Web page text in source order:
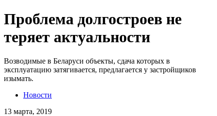
Проблема долгостроев не
теряет актуальности
Возводимые в Беларуси объекты, сдача которых в
эксплуатацию затягивается, предлагается у застройщиков
изымать.
Новости
13 марта, 2019